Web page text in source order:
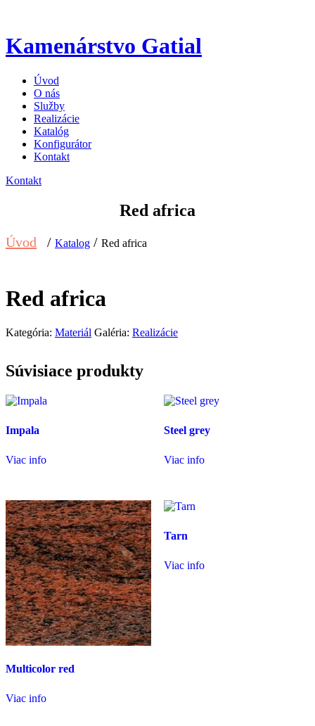
Kamenárstvo Gatial
Úvod
O nás
Služby
Realizácie
Katalóg
Konfigurátor
Kontakt
Kontakt
Red africa
Úvod / Katalog / Red africa
Red africa
Kategória: Materiál Galéria: Realizácie
Súvisiace produkty
Impala
Viac info
Steel grey
Viac info
Multicolor red
Viac info
Tarn
Viac info